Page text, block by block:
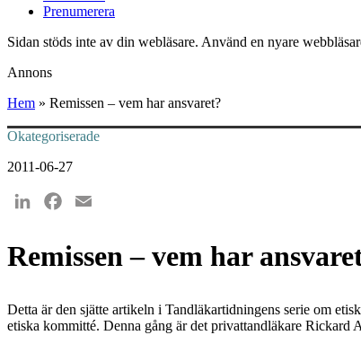
Prenumerera
Sidan stöds inte av din webläsare. Använd en nyare
Annons
Hem » Remissen – vem har ansvaret?
Okategoriserade
2011-06-27
LinkedInFacebook
Remissen – vem har
Detta är den sjätte artikeln i Tandläkartidningens serie om
etiska kommitté. Denna gång är det privattandläkare